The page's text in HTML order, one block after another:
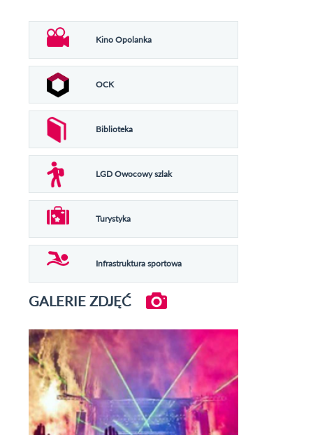
Kino Opolanka
OCK
Biblioteka
LGD Owocowy szlak
Turystyka
Infrastruktura sportowa
GALERIE ZDJĘĆ